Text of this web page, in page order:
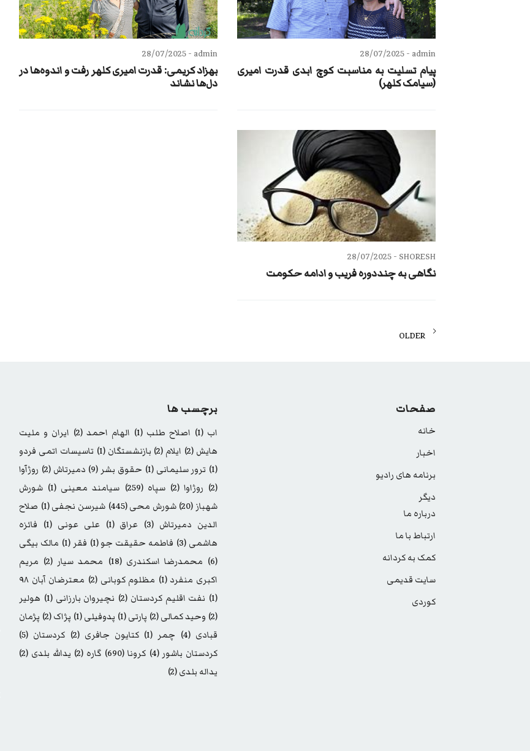
admin -
28/07/2025
پیام تسلیت به مناسبت کوچ ابدی قدرت امیری
(سیامک کلهر)
admin -
28/07/2025
بهزاد کریمی: قدرت امیری کلهر رفت و اندوه‌ها در
دل‌ها نشاند
SHORESH -
28/07/2025
نگاهی به چنددوره فریب و ادامه حکومت
Posts
navigation
OLDER
صفحات
خانه
اخبار
برنامه های رادیو
دیگر
درباره ما
ارتباط با ما
کمک به کردانه
سایت قدیمی
کوردی
برچسب ها
اب (1) اصلاح طلب (1) الهام احمد(2)
ایران و ملیت
هایش (2) ایلام (2) بازنشستگان (1)
تاسیسات اتمی فردو
(1)
ترور سلیمانی (1) حقوق بشر (9) دمیرتاش (2)
روژآوا
(2)
روژاوا (2) سپاه (259) سیامند معینی (1)
شورش
شهباز (20) شورش محی(445) شیرسن نجفی(1)
صلاح
الدین دمیرتاش (3) عراق (1) علی عونی (1)
فائزه
هاشمی (3) فاطمه حقیقت جو(1) فقر (1)
مالک بیگی
(6)
محمدرضا اسکندری (18) محمد سیار (2)
مریم
اکبری منفرد (1) مظلوم کوبانی (2)
معترضان آبان ۹۸
(1)
نفت اقلیم کردستان (2) نچیروان بارزانی (1)
هولیر
(2)
وحید کمالی(2) پارتی(1) پدوفیلی(1) پژاک(2)
پژمان
قبادی (4) چمر (1) کتایون جافری (2) کردستان (5)
کردستان باشور (4) کرونا (690) گاره (2) یدالله بلدی (2)
یداله بلدی(2)